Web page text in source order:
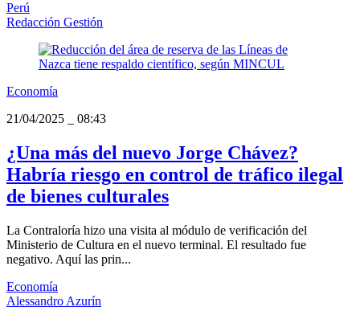
Perú
Redacción Gestión
Economía
21/04/2025
08:43
¿Una más del nuevo Jorge Chávez?
Habría riesgo en control de tráfico ilegal
de bienes culturales
La Contraloría hizo una visita al módulo de verificación del
Ministerio de Cultura en el nuevo terminal. El resultado fue
negativo. Aquí las prin...
Economía
Alessandro Azurín